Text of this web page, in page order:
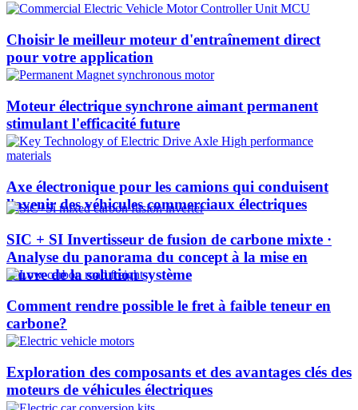
Choisir le meilleur moteur d'entraînement direct
pour votre application
Moteur électrique synchrone aimant permanent
stimulant l'efficacité future
Axe électronique pour les camions qui conduisent
l'avenir des véhicules commerciaux électriques
SIC + SI Invertisseur de fusion de carbone mixte ·
Analyse du panorama du concept à la mise en
œuvre de la solution système
Comment rendre possible le fret à faible teneur en
carbone?
Exploration des composants et des avantages clés des
moteurs de véhicules électriques